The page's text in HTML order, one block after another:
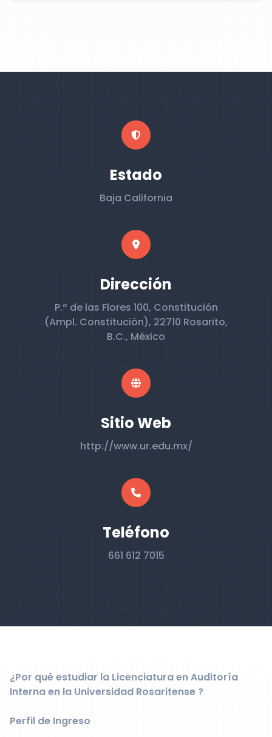
Estado
Baja California
Dirección
P.º de las Flores 100, Constitución
(Ampl. Constitución), 22710 Rosarito,
B.C., México
Sitio Web
http://www.ur.edu.mx/
Teléfono
661 612 7015
¿Por qué estudiar la Licenciatura en Auditoría
Interna en la Universidad Rosaritense ?
Perfil de Ingreso